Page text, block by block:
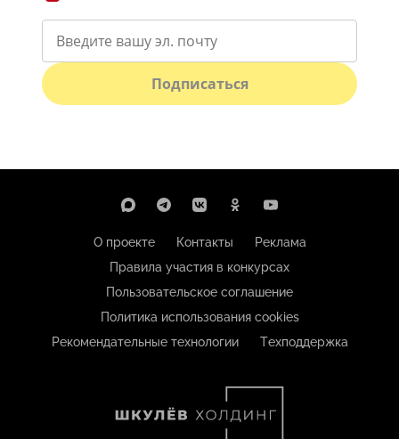
Подписаться
О проекте Контакты
Реклама
Правила участия в конкурсах
Пользовательское соглашение
Политика использования cookies
Рекомендательные технологии
Техподдержка